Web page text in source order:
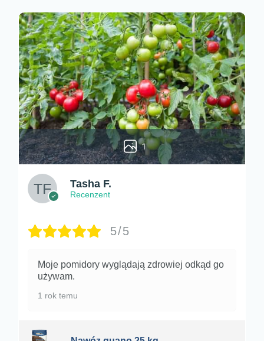
1
Tasha F.
Recenzent
5/5
Moje pomidory wyglądają zdrowiej odkąd go
używam.
1 rok temu